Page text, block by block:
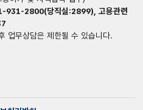
931-2800(당직실:2899), 고용관련
업무상담은 제한될 수 있습니다.